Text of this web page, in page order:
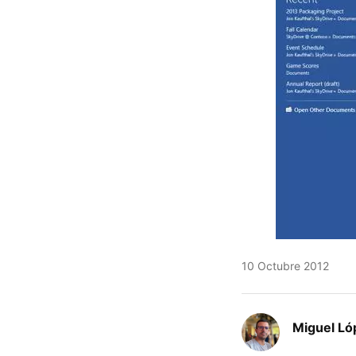
10 Octubre 2012
Miguel